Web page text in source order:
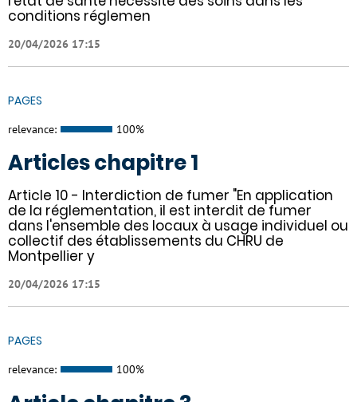
conditions réglemen
20/04/2026 17:15
PAGES
relevance: 100%
Articles chapitre 1
Article 10 - Interdiction de fumer "En application
de la réglementation, il est interdit de fumer
dans l'ensemble des locaux à usage individuel ou
collectif des établissements du CHRU de
Montpellier y
20/04/2026 17:15
PAGES
relevance: 100%